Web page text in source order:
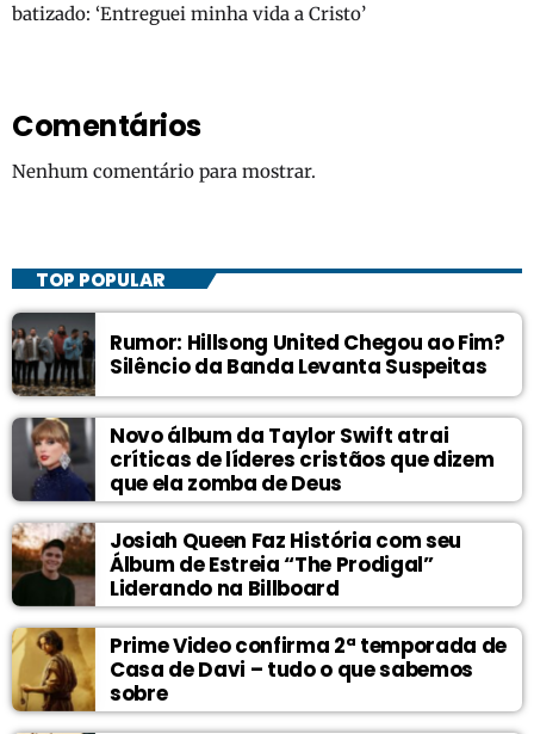
batizado: ‘Entreguei minha vida a Cristo’
Comentários
Nenhum comentário para mostrar.
TOP POPULAR
Rumor: Hillsong United Chegou ao Fim?
Silêncio da Banda Levanta Suspeitas
Novo álbum da Taylor Swift atrai
críticas de líderes cristãos que dizem
que ela zomba de Deus
Josiah Queen Faz História com seu
Álbum de Estreia “The Prodigal”
Liderando na Billboard
Prime Video confirma 2ª temporada de
Casa de Davi – tudo o que sabemos
sobre